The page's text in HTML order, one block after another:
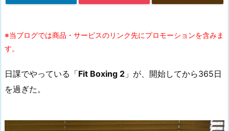
※当ブログでは商品・サービスのリンク先にプロモーションを含みま
す。
日課でやっている「Fit Boxing 2 」が、開始してから365日
を過ぎた。